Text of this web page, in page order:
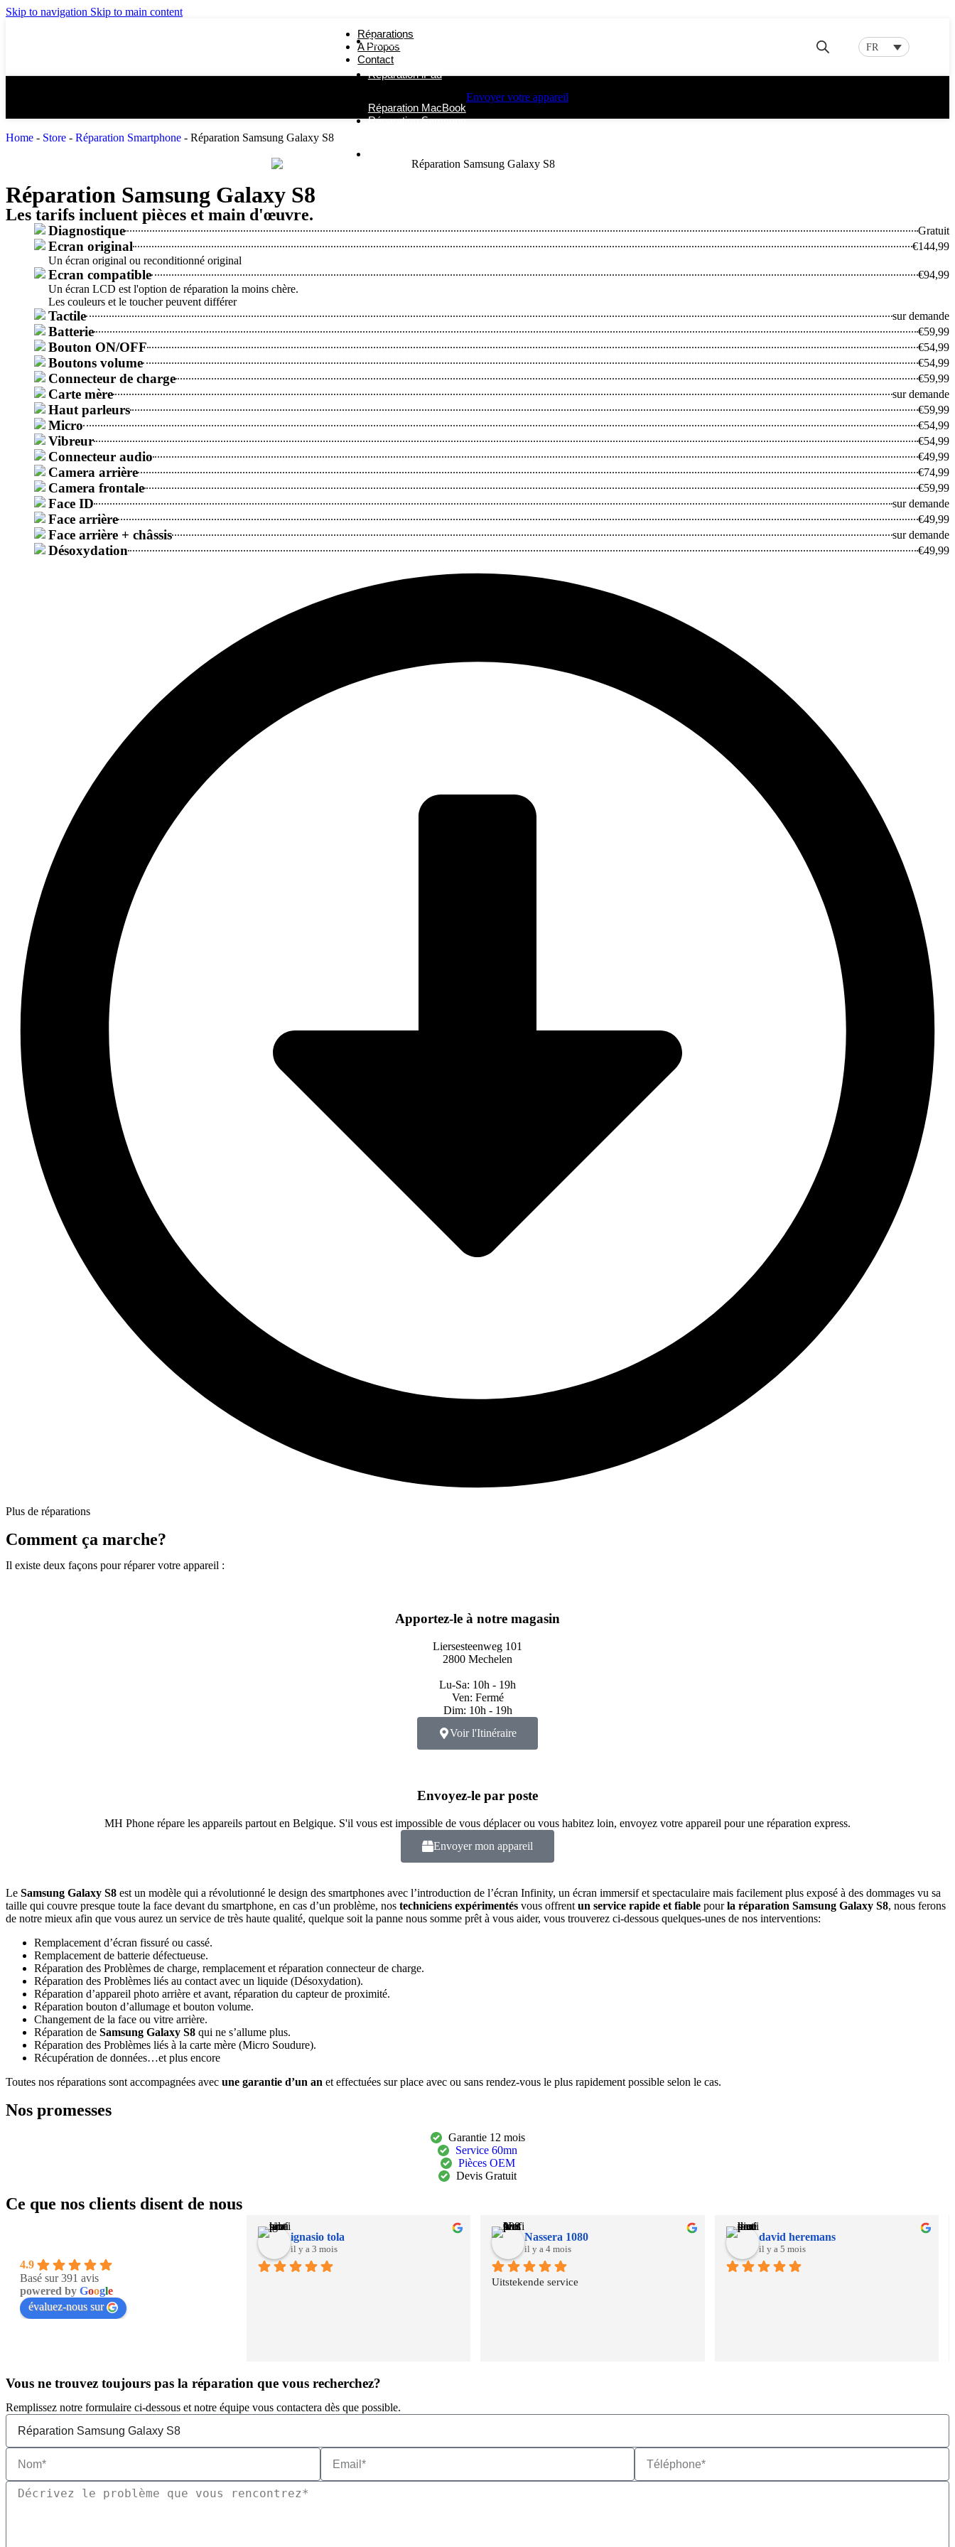
Skip to navigation Skip to main content
Réparations
A Propos
Contact
FR
Réparation iPhone
Réparation iPad
Réparation MacBook
Réparation Samsung
Envoyer votre appareil
Home - Store - Réparation Smartphone - Réparation Samsung Galaxy S8
Réparation Samsung Galaxy S8
Les tarifs incluent pièces et main d'œuvre.
Diagnostique Gratuit
Ecran original
€144,99
Un écran original ou reconditionné original
Ecran compatible
€94,99
Un écran LCD est l'option de réparation la moins chère.
Les couleurs et le toucher peuvent différer
Tactile sur demande
Batterie €59,99
Bouton ON/OFF €54,99
Boutons volume €54,99
Connecteur de charge €59,99
Carte mère sur demande
Haut parleurs €59,99
Micro €54,99
Vibreur €54,99
Connecteur audio €49,99
Camera arrière €74,99
Camera frontale €59,99
Face ID sur demande
Face arrière €49,99
Face arrière + châssis sur demande
Désoxydation €49,99
Plus de réparations
Comment ça marche?
Il existe deux façons pour réparer votre appareil :
Apportez-le à notre magasin
Liersesteenweg 101
2800 Mechelen
Lu-Sa: 10h - 19h
Ven: Fermé
Dim: 10h - 19h
Voir l'Itinéraire
Envoyez-le par poste
MH Phone répare les appareils partout en Belgique. S'il vous est impossible de vous déplacer ou vous habitez loin, envoyez votre appareil pour une réparation express.
Envoyer mon appareil
Le Samsung Galaxy S8 est un modèle qui a révolutionné le design des smartphones avec l’introduction de l’écran Infinity, un écran immersif et spectaculaire mais facilement plus exposé à des dommages vu sa
taille qui couvre presque toute la face devant du smartphone, en cas d’un problème, nos techniciens expérimentés vous offrent un service rapide et fiable pourla réparation Samsung Galaxy S8, nous ferons
de notre mieux afin que vous aurez un service de très haute qualité, quelque soit la panne nous somme prêt à vous aider, vous trouverez ci-dessous quelques-unes de nos interventions:
Remplacement d’écran fissuré ou cassé.
Remplacement de batterie défectueuse.
Réparation des Problèmes de charge, remplacement et réparation connecteur de charge.
Réparation des Problèmes liés au contact avec un liquide (Désoxydation).
Réparation d’appareil photo arrière et avant, réparation du capteur de proximité.
Réparation bouton d’allumage et bouton volume.
Changement de la face ou vitre arrière.
Réparation de Samsung Galaxy S8 qui ne s’allume plus.
Réparation des Problèmes liés à la carte mère (Micro Soudure).
Récupération de données…et plus encore
Toutes nos réparations sont accompagnées avec une garantie d’un an et effectuées sur place avec ou sans rendez-vous le plus rapidement possible selon le cas.
Nos promesses
Garantie 12 mois
Service 60mn
Pièces OEM
Devis Gratuit
Ce que nos clients disent de nous
4.9
Basé sur 391 avis
powered by Google
évaluez-nous sur
ignasio tola
il y a 3 mois
Nassera 1080
il y a 4 mois
Uitstekende service
david heremans
il y a 5 mois
Vous ne trouvez toujours pas la réparation que vous recherchez?
Remplissez notre formulaire ci-dessous et notre équipe vous contactera dès que possible.